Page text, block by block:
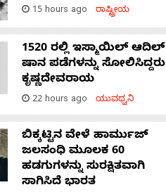
15 hours ago ರಾಷ್ಟ್ರೀಯ
1520 ರಲ್ಲಿ ಇಸ್ಮಾಯಿಲ್ ಆದಿಲ್
ಷಾನ ಪಡೆಗಳನ್ನು ಸೋಲಿಸಿದ್ದರು
ಕೃಷ್ಣದೇವರಾಯ
22 hours ago ಯುವಧ್ವನಿ
ಬಿಕ್ಕಟ್ಟಿನ ವೇಳೆ ಹಾರ್ಮುಜ್
ಜಲಸಂಧಿ ಮೂಲಕ 60
ಹಡಗುಗಳನ್ನು ಸುರಕ್ಷಿತವಾಗಿ
ಸಾಗಿಸಿದೆ ಭಾರತ